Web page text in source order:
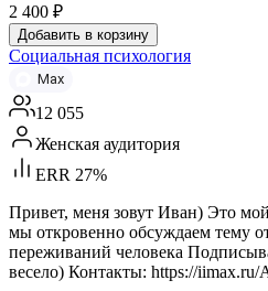
2 400 ₽
Добавить в корзину
Социальная психология
Max
12 055
Женская аудитория
ERR 27%
Привет, меня зовут Иван) Это
мы откровенно обсуждаем тему
переживаний человека
весело) Контакты: https://